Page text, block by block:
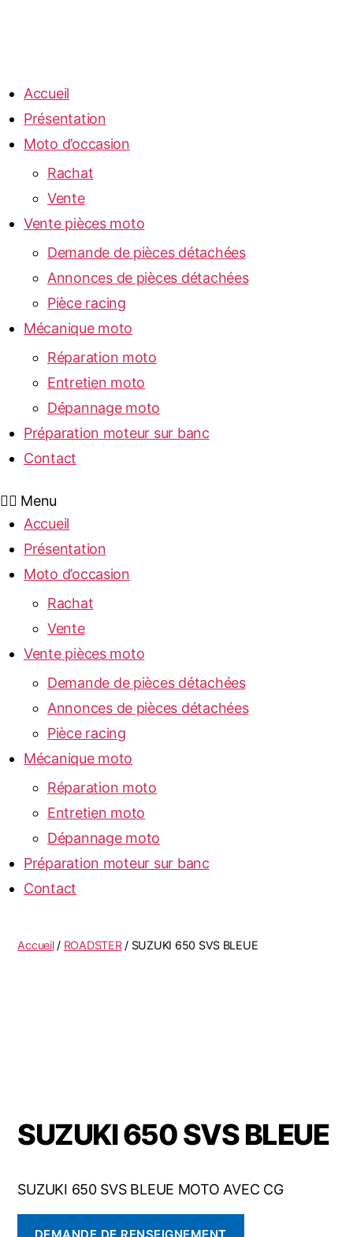
Accueil
Présentation
Moto d’occasion
Rachat
Vente
Vente pièces moto
Demande de pièces détachées
Annonces de pièces détachées
Pièce racing
Mécanique moto
Réparation moto
Entretien moto
Dépannage moto
Préparation moteur sur banc
Contact
Menu
Accueil
Présentation
Moto d’occasion
Rachat
Vente
Vente pièces moto
Demande de pièces détachées
Annonces de pièces détachées
Pièce racing
Mécanique moto
Réparation moto
Entretien moto
Dépannage moto
Préparation moteur sur banc
Contact
Accueil/ ROADSTER/ SUZUKI 650 SVS BLEUE
SUZUKI 650 SVS BLEUE
SUZUKI 650 SVS BLEUE MOTO AVEC CG
DEMANDE DE RENSEIGNEMENT